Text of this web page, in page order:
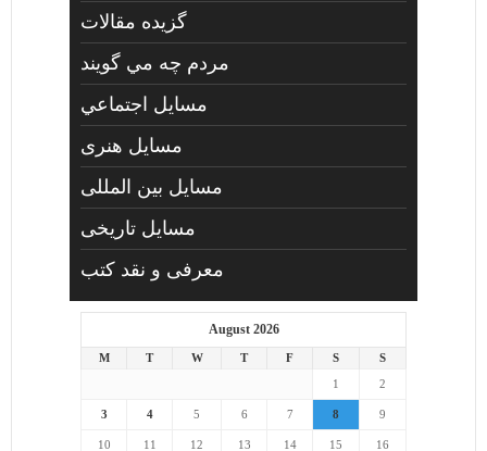
گزیده مقالات
مردم چه مي گويند
مسايل اجتماعي
مسايل هنری
مسایل بین المللی
مسایل تاریخی
معرفی و نقد کتب
August 2026
M T W T F S
S
1
2
3 4 5 6 7 8 9
10 11 12 13 14 15 16